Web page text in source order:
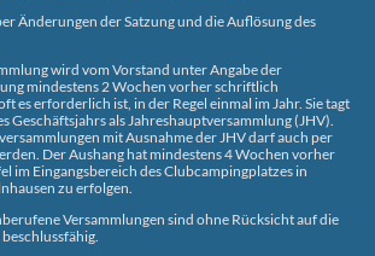
Änderungen der Satzung und die Auflösung des
wird vom Vorstand unter Angabe der
mindestens 2 Wochen vorher schriftlich
es erforderlich ist, in der Regel einmal im Jahr. Sie tagt
Geschäftsjahrs als Jahreshauptversammlung (JHV).
mit Ausnahme der JHV darf auch per
Der Aushang hat mindestens 4 Wochen vorher
im Eingangsbereich des Clubcampingplatzes in
zu erfolgen.
Versammlungen sind ohne Rücksicht auf die